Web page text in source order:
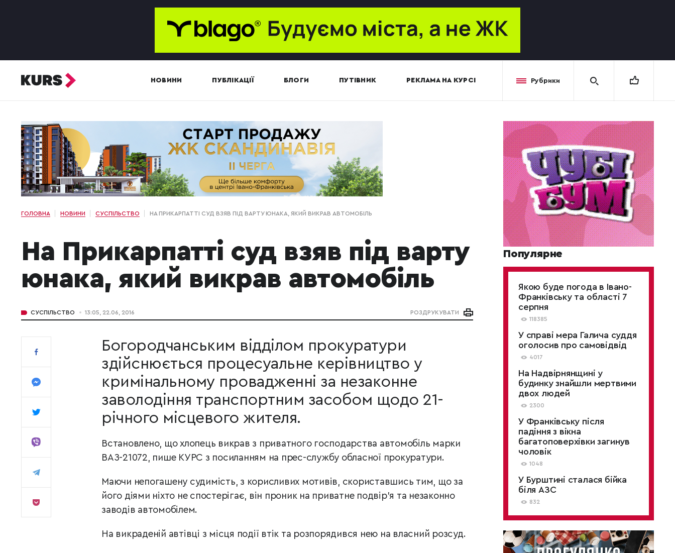
НОВИНИ ПУБЛІКАЦІЇ БЛОГИ ПУТІВНИК РЕКЛАМА НА КУРСІ Рубрики
ГОЛОВНА НОВИНИ СУСПІЛЬСТВО НА ПРИКАРПАТТІ СУД ВЗЯВ ПІД ВАРТУ ЮНАКА, ЯКИЙ ВИКРАВ АВТОМОБІЛЬ
На Прикарпатті суд взяв під варту
юнака, який викрав автомобіль
СУСПІЛЬСТВО 13:05, 22.06, 2016 РОЗДРУКУВАТИ
Богородчанським відділом прокуратури
здійснюється процесуальне керівництво у
кримінальному провадженні за незаконне
заволодіння транспортним засобом щодо 21-
річного місцевого жителя.
Встановлено, що хлопець викрав з приватного господарства автомобіль марки
ВАЗ-21072, пише КУРС з посиланням на прес-службу обласної прокуратури.
Маючи непогашену судимість, з корисливих мотивів, скориставшись тим, що за
його діями ніхто не спостерігає, він проник на приватне подвір’я та незаконно
заводів автомобілем.
На викраденій автівці з місця події втік та розпорядився нею на власний розсуд.
Популярне
Якою буде погода в Івано-
Франківську та області 7
серпня
118385
У справі мера Галича суддя
оголосив про самовідвід
4017
На Надвірнянщині у
будинку знайшли мертвими
двох людей
2300
У Франківську після
падіння з вікна
багатоповерхівки загинув
чоловік
1048
У Бурштині сталася бійка
біля АЗС
832